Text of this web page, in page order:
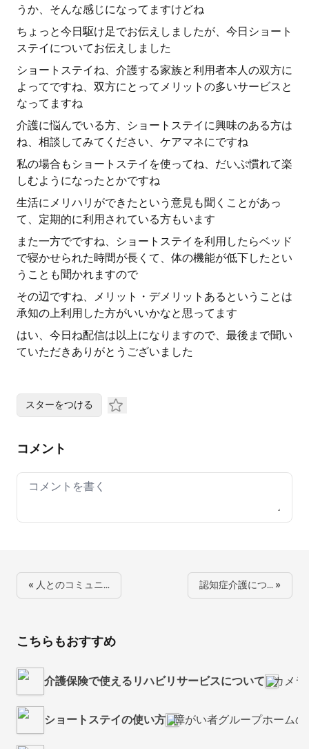
うか、そんな感じになってますけどね
ちょっと今日駆け足でお伝えしましたが、今日ショート
ステイについてお伝えしました
ショートステイね、介護する家族と利用者本人の双方に
よってですね、双方にとってメリットの多いサービスと
なってますね
介護に悩んでいる方、ショートステイに興味のある方は
ね、相談してみてください、ケアマネにですね
私の場合もショートステイを使ってね、だいぶ慣れて楽
しむようになったとかですね
生活にメリハリができたという意見も聞くことがあっ
て、定期的に利用されている方もいます
また一方でですね、ショートステイを利用したらベッド
で寝かせられた時間が長くて、体の機能が低下したとい
うことも聞かれますので
その辺ですね、メリット・デメリットあるということは
承知の上利用した方がいいかなと思ってます
はい、今日ね配信は以上になりますので、最後まで聞い
ていただきありがとうございました
スターをつける
コメント
Your comment
« 人とのコミュニ… 認知症介護につ… »
こちらもおすすめ
介護保険で使えるリハビリサービスについて カメラ
ショートステイの使い方 障がい者グループホーム